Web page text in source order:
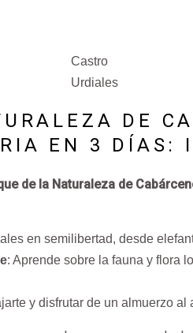
Castro
Urdiales
DE
EN 3 DÍAS:
de la Naturaleza de
en semilibertad, desde
: Aprende sobre la fauna y flora
y disfrutar de un almuerzo